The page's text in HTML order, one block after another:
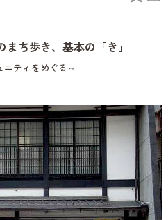
まち歩き、基本の「き」
ティをめぐる～